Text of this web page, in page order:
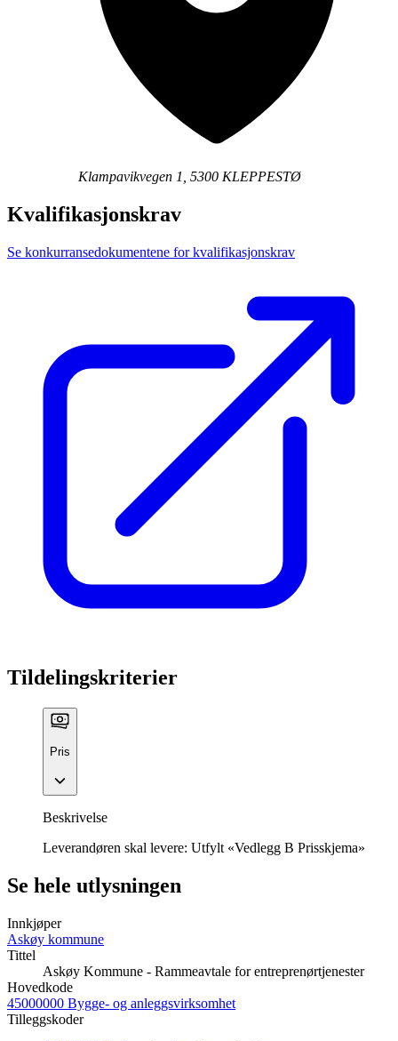
Klampavikvegen 1, 5300 KLEPPESTØ
Kvalifikasjonskrav
Se konkurransedokumentene for kvalifikasjonskrav
Tildelingskriterier
Pris
Beskrivelse
Leverandøren skal levere: Utfylt «Vedlegg B Prisskjema»
Se hele utlysningen
Innkjøper
Askøy kommune
Tittel
Askøy Kommune - Rammeavtale for entreprenørtjenester
Hovedkode
45000000 Bygge- og anleggsvirksomhet
Tilleggskoder